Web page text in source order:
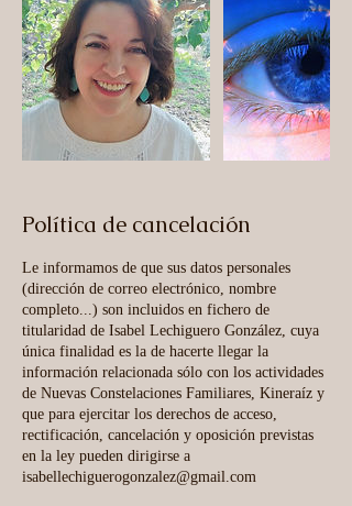
Política de cancelación
Le informamos de que sus datos personales
(dirección de correo electrónico, nombre
completo...) son incluidos en fichero de
titularidad de Isabel Lechiguero González, cuya
única finalidad es la de hacerte llegar la
información relacionada sólo con los actividades
de Nuevas Constelaciones Familiares, Kineraíz y
que para ejercitar los derechos de acceso,
rectificación, cancelación y oposición previstas
en la ley pueden dirigirse a
isabellechiguerogonzalez@gmail.com